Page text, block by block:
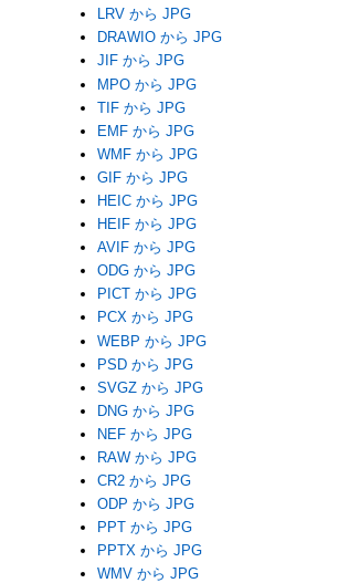
LRV から JPG
DRAWIO から JPG
JIF から JPG
MPO から JPG
TIF から JPG
EMF から JPG
WMF から JPG
GIF から JPG
HEIC から JPG
HEIF から JPG
AVIF から JPG
ODG から JPG
PICT から JPG
PCX から JPG
WEBP から JPG
PSD から JPG
SVGZ から JPG
DNG から JPG
NEF から JPG
RAW から JPG
CR2 から JPG
ODP から JPG
PPT から JPG
PPTX から JPG
WMV から JPG